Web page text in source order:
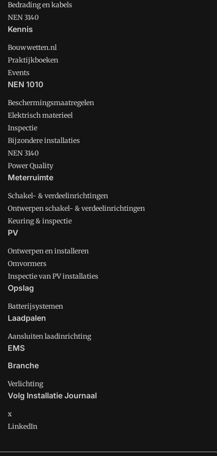
Bedrading en kabels
NEN 3140
Kennis
Bouwwetten.nl
Praktijkboeken
Events
NEN 1010
Beschermingsmaatregelen
Elektrisch materieel
Inspectie
Bijzondere installaties
NEN 3140
Power Quality
Meterruimte
Schakel- & verdeelinrichtingen
Ontwerpen schakel- & verdeelinrichtingen
Keuring & inspectie
PV
Ontwerpen en installeren
Omvormers
Inspectie van PV installaties
Opslag
Batterijsystemen
Laadpalen
Aansluiten laadinrichting
EMS
Branche
Verlichting
Volg Installatie Journaal
x
LinkedIn